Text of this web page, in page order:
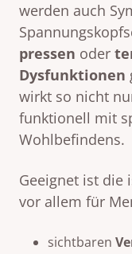
werden auch
pressen oder
Dysfunktionen
wirkt so nicht
funktionell mit
Wohlbefindens.
Geeignet ist die
vor allem für
sichtbaren